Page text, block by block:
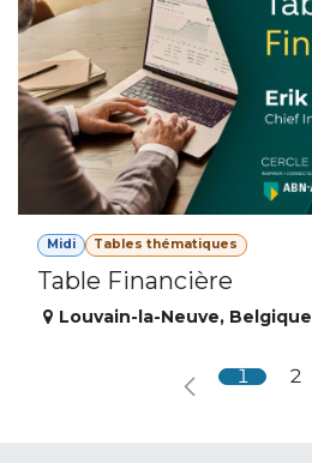
Midi Tables thématiques
Table Financière
Louvain-la-Neuve, Belgique
1 2